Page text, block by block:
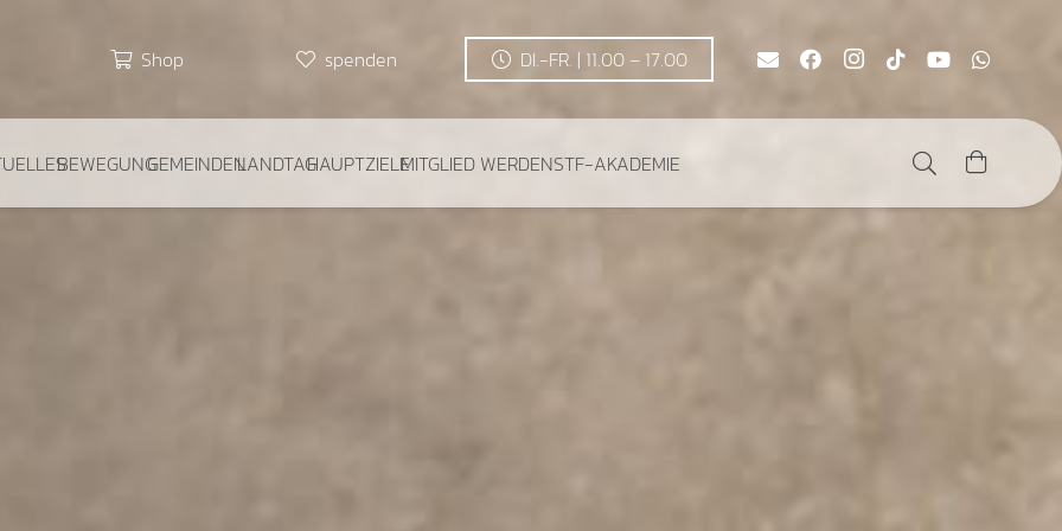
Shop spenden DI.-FR. | 11.00 – 17.00
BEWEGUNGGEMEINDENLANDTAGHAUPTZIELEMITGLIED WERDENSTF-AKADEMIE